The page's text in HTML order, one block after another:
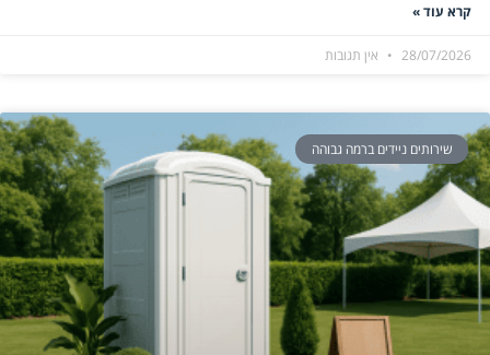
קרא עוד »
28/07/2026 אין תגובות
שירותים ניידים ברמה גבוהה